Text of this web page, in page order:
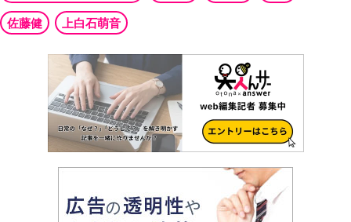
佐藤健 上白石萌音